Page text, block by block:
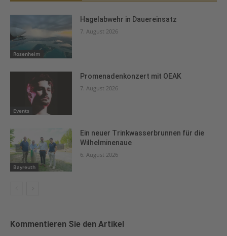
Rosenheim
Hagelabwehr in Dauereinsatz
7. August 2026
Events
Promenadenkonzert mit OEAK
7. August 2026
Bayreuth
Ein neuer Trinkwasserbrunnen für die
Wilhelminenaue
6. August 2026
Kommentieren Sie den Artikel